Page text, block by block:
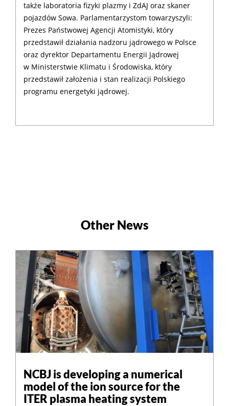
także laboratoria fizyki plazmy i ZdAJ oraz skaner
pojazdów Sowa. Parlamentarzystom towarzyszyli:
Prezes Państwowej Agencji Atomistyki, który
przedstawił działania nadzoru jądrowego w Polsce
oraz dyrektor Departamentu Energii Jądrowej
w Ministerstwie Klimatu i Środowiska, który
przedstawił założenia i stan realizacji Polskiego
programu energetyki jądrowej.
Other News
NCBJ is developing a numerical
model of the ion source for the
ITER plasma heating system